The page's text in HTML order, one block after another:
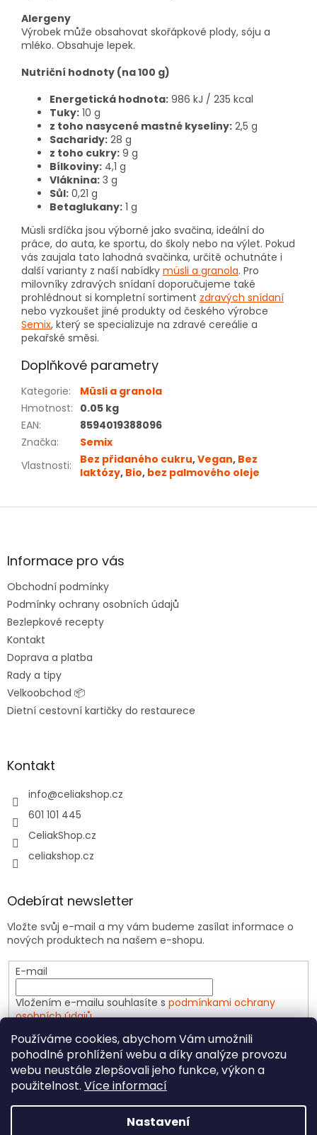
Používáme cookies, abychom Vám umožnili
pohodlné prohlížení webu a díky analýze provozu
webu neustále zlepšovali jeho funkce, výkon a
použitelnost. Více informací
Nastavení
Alergeny
Výrobek může obsahovat skořápkové plody, sóju a
mléko. Obsahuje lepek.
Nutriční hodnoty (na 100 g)
Energetická hodnota: 986 kJ / 235 kcal
Tuky: 10 g
z toho nasycené mastné kyseliny: 2,5 g
Sacharidy: 28 g
z toho cukry: 9 g
Bílkoviny: 4,1 g
Vláknina: 3 g
Sůl: 0,21 g
Betaglukany: 1 g
Müsli srdíčka jsou výborné jako svačina, ideální do
práce, do auta, ke sportu, do školy nebo na výlet. Pokud
vás zaujala tato lahodná svačinka, určitě ochutnáte i
další varianty z naší nabídky müsli a granola. Pro
milovníky zdravých snídaní doporučujeme také
prohlédnout si kompletní sortiment zdravých snídaní
nebo vyzkoušet jiné produkty od českého výrobce
Semix, který se specializuje na zdravé cereálie a
pekařské směsi.
Doplňkové parametry
Kategorie:
Müsli a granola
Hmotnost: 0.05 kg
EAN:
8594019388096
Značka:
Semix
Vlastnosti: Bez přidaného cukru,Vegan, Bez
laktózy, Bio, bez palmového oleje
Z
aInformace pro vás
Obchodní podmínky
Podmínky ochrany osobních údajů
Bezlepkové recepty
Kontakt
Doprava a platba
Rady a tipy
Velkoobchod 📦
Dietní cestovní kartičky do restaurece
Kontakt
info@celiakshop.cz
601 101 445
CeliakShop.cz
celiakshop.cz
Odebírat newsletter
Vložte svůj e-mail a my vám budeme zasílat informace o
nových produktech na našem e-shopu.
E-mail
Vložením e-mailu souhlasíte s podmínkami ochrany
osobních údajů
PŘIHLÁSIT SE